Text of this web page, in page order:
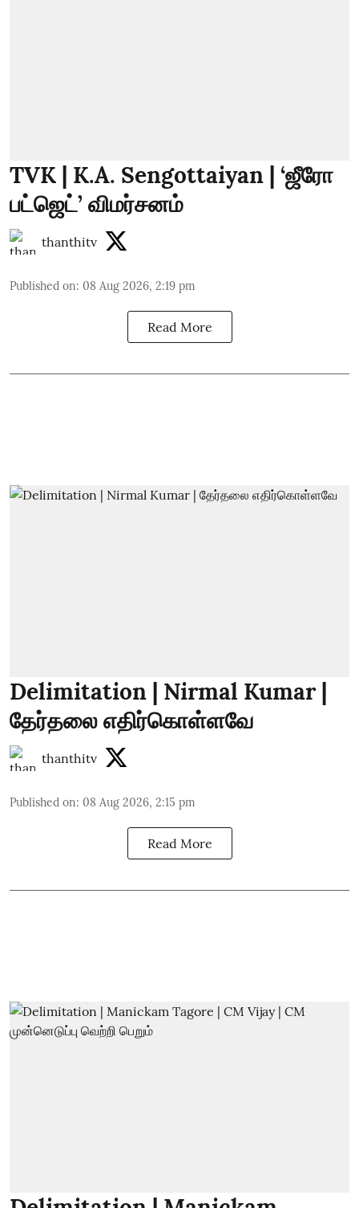
TVK | K.A. Sengottaiyan | ‘ஜீரோ
பட்ஜெட்’ விமர்சனம்
thanthitv
Published on: 08 Aug 2026, 2:19 pm
Read More
Delimitation | Nirmal Kumar |
தேர்தலை எதிர்கொள்ளவே
thanthitv
Published on: 08 Aug 2026, 2:15 pm
Read More